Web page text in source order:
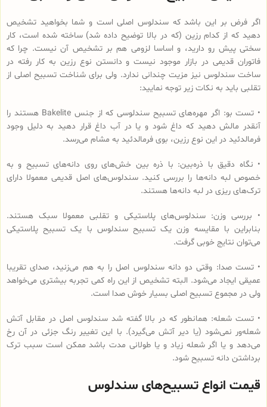
اگر فرض بر این باشد که سندلوس اصلی است و شما بخواهید تشخیص
دهید که از کدام رزین (که در بالا توضیح داده شد) ساخته شده است، کار
سختی پیش رو دارید، و اساسا لزومی هم بر تشخیص آن نیست. چرا که
فاتوران قدیمی در بازار موجود نیست و دانستن نوع رزین به کار رفته در
ساخت سندلوس نیز مزیت چندانی ندارد. ولی برای شناخت تسبیح اصلی از
تقلبی باید به نکات زیر توجه نمایید:
• تست بو: اگر مهره‌های تسبیح‌ سندلوسی که از جنس Bakelite هستند را
آنقدر مالش دهید که داغ شود و یا در آب داغ قرار دهید به دلیل وجود
فرمالدئید در این نوع رزین، بوی فرمالدئید به مشام می‌رسد.
• نگاه دقیق با ذره‌بین: با ذره بین خش‌های روی دانه‌های تسبیح و به
خصوص لبه دانه‌ها را بررسی کنید. سندلوس‌های اصل قدیمی معمولا دارای
ترک‌های ریزی در لبه دانه‌ها هستند.
• بررسی وزن: سندلوس‌های پلاستیکی و تقلبی معمولا سبک هستند.
بنابراین با مقایسه وزن یک تسبیح سندلوس با یک تسبیح پلاستیکی
می‌توان نتایج خوبی گرفت.
• تست صدا: وقتی دو دانه سندلوس اصل را به هم می‌زنید، صدای تقریبا
عمیقی ایجاد می‌شود. البته تشخیص از این راه کمی تجربه بیشتری می‌خواهد
ولی در مجموع تسبیح اصلی بسیار خوش صدا است.
• تست شعله: همانطور که در بالا گفته شد سندلوس اصل در مقابل آتش
شعله‌ور نمی‌شود (یا دیر آتش می‌گیرد). با این تغییر رنگ جزئی در آن رخ
می‌دهد و یا اگر شعله زیاد و یا طولانی مدت باشد ممکن است سبب ترک
برداشتن دانه تسبیح شود.
قیمت انواع تسبیح‌های سندلوس